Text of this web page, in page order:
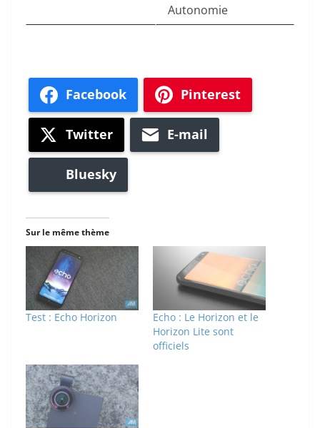
Autonomie
Facebook Pinterest
Twitter E-mail
Bluesky
Sur le même thème
Test : Echo Horizon
Echo : Le Horizon et le
Horizon Lite sont
officiels